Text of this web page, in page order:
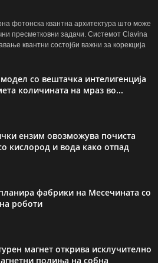
фотонска квантна архитектура што може
пресметковни задачи. Системот Clavina
квантни состојби важни за корекција
со вештачка интелигенција
количината на мраз во...
ензим овозможува почиста
кислород и вода како отпад
фабрики на Месечината со
роботи
магнет открива исклучително
полиња на собна